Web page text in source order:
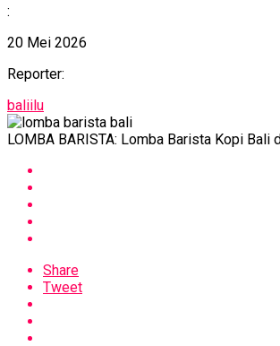
:
20 Mei 2026
Reporter:
baliilu
LOMBA BARISTA: Lomba Barista Kopi
Share
Tweet